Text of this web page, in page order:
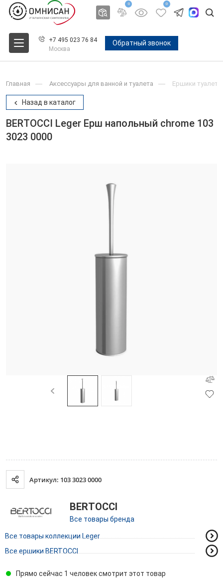
0 0
+7 495 023 76 84
Москва
Обратный звонок
Главная Аксессуары для ванной и туалета Ершики
Назад в каталог
BERTOCCI Leger Ерш напольный chrome 103
3023 0000
Артикул: 103 3023 0000
BERTOCCI
Все товары бренда
Все товары коллекции Leger
Все ершики BERTOCCI
Прямо сейчас 1 человек смотрит этот товар